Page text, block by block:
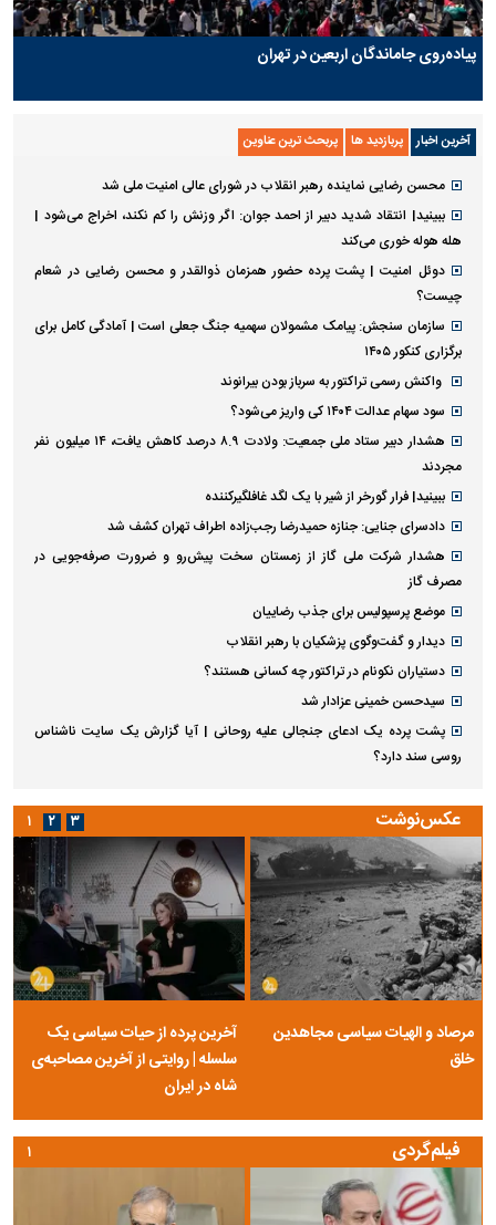
پیاده‌روی جاماندگان اربعین در تهران
آخرین اخبار پربازدید ها پربحث ترین عناوین
محسن رضایی نماینده رهبر انقلاب در شورای عالی امنیت ملی شد
ببینید| انتقاد شدید دبیر از احمد جوان: اگر وزنش را کم نکند، اخراج می‌شود |
هله هوله خوری می‌کند
دوئل امنیت | پشت پرده حضور همزمان ذوالقدر و محسن رضایی در شعام
چیست؟
سازمان سنجش: پیامک مشمولان سهمیه جنگ جعلی است | آمادگی کامل برای
برگزاری کنکور ۱۴۰۵
واکنش رسمی تراکتور به سرباز بودن بیرانوند
سود سهام عدالت ۱۴۰۴ کی واریز می‌شود؟
هشدار دبیر ستاد ملی جمعیت: ولادت ۸.۹ درصد کاهش یافت، ۱۴ میلیون نفر
مجردند
ببینید| فرار گورخر از شیر با یک لگد غافلگیرکننده
دادسرای جنایی: جنازه حمیدرضا رجب‌زاده اطراف تهران کشف شد
هشدار شرکت ملی گاز از زمستان سخت پیش‌رو و ضرورت صرفه‌جویی در
مصرف گاز
موضع پرسپولیس برای جذب رضاییان
دیدار و گفت‌وگوی پزشکیان با رهبر انقلاب
دستیاران نکونام در تراکتور چه کسانی هستند؟
سیدحسن خمینی عزادار شد
پشت پرده یک ادعای جنجالی علیه روحانی | آیا گزارش یک سایت ناشناس
روسی سند دارد؟
عکس‌نوشت
مرصاد و الهیات سیاسی مجاهدین
خلق
آخرین پرده از حیات سیاسی یک
سلسله | روایتی از آخرین مصاحبه‌ی
شاه در ایران
۱ ۲ ۳
فیلم‌گردی ۱